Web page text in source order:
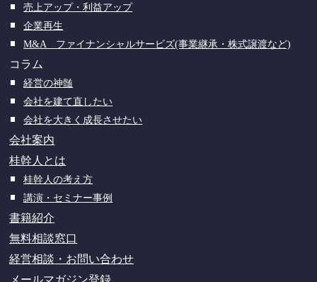
売上アップ・利益アップ
企業再生
M&A ファイナンシャルサービズ(事業継承・株式譲渡など)
コラム
経営の神髄
会社を建て直したい
会社を大きく成長させたい
会社案内
桂幹人とは
桂幹人の考え方
講演・セミナー事例
書籍紹介
無料相談窓口
経営相談・お問い合わせ